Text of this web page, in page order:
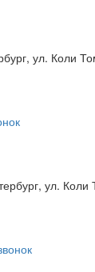
ул. Коли
ул.